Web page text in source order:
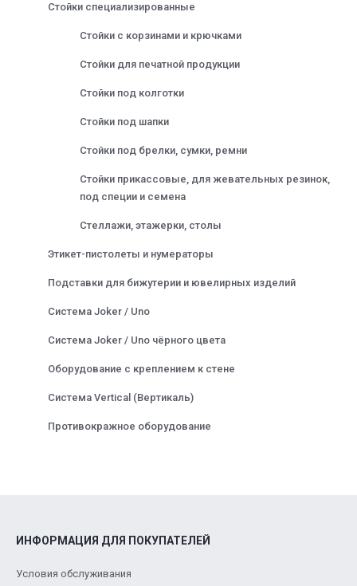
Стойки специализированные
Стойки с корзинами и крючками
Стойки для печатной продукции
Стойки под колготки
Стойки под шапки
Стойки под брелки, сумки, ремни
Стойки прикассовые, для жевательных резинок,
под специи и семена
Стеллажи, этажерки, столы
Этикет-пистолеты и нумераторы
Подставки для бижутерии и ювелирных изделий
Система Joker / Uno
Система Joker / Uno чёрного цвета
Оборудование с креплением к стене
Система Vertical (Вертикаль)
Противокражное оборудование
ИНФОРМАЦИЯ ДЛЯ ПОКУПАТЕЛЕЙ
Условия обслуживания